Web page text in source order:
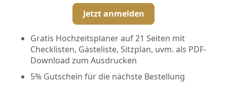
Jetzt anmelden
Gratis Hochzeitsplaner auf 21 Seiten mit
Checklisten, Gästeliste, Sitzplan, uvm. als PDF-
Download zum Ausdrucken
5% Gutschein für die nächste Bestellung